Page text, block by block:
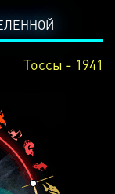
Тоссы - 1941